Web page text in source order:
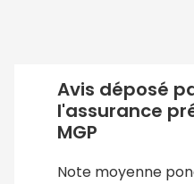
Avis déposé
l'assurance
MGP
Note moyenne